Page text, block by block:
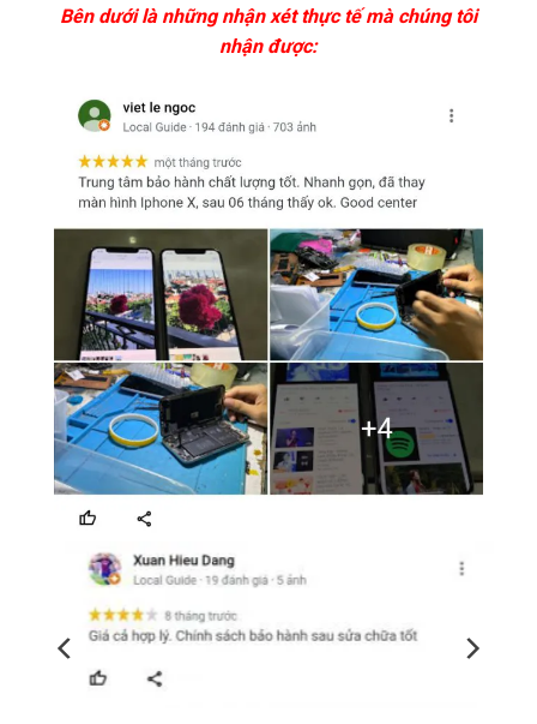
Bên dưới là những nhận xét thực tế mà chúng tôi
nhận được: